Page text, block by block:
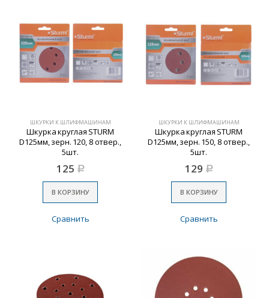
ШКУРКИ К ШЛИФМАШИНАМ
Шкурка круглая STURM
D125мм, зерн. 120, 8 отвер.,
5шт.
125 Р
В КОРЗИНУ
Сравнить
ШКУРКИ К ШЛИФМАШИНАМ
Шкурка круглая STURM
D125мм, зерн. 150, 8 отвер.,
5шт.
129 Р
В КОРЗИНУ
Сравнить